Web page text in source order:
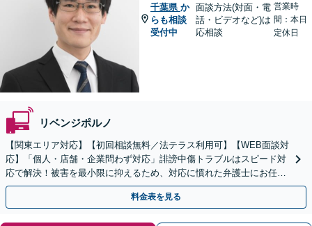
千葉県 か
らも相談
受付中
面談方法(対面・電
話・ビデオなど)は
応相談
営業時
間：本日
定休日
リベンジポルノ
【関東エリア対応】【初回相談無料／法テラス利用可】【WEB面談対
応】「個人・店舗・企業問わず対応」誹謗中傷トラブルはスピード対
応で解決！被害を最小限に抑えるため、対応に慣れた弁護士にお任せ
ください「加害者側のご相談も」【休日・夜間相談可】
料金表を見る